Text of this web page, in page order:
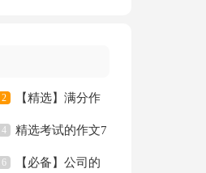
2 【精选】满分作
文300字汇总九篇
4 精选考试的作文7
篇
6 【必备】公司的